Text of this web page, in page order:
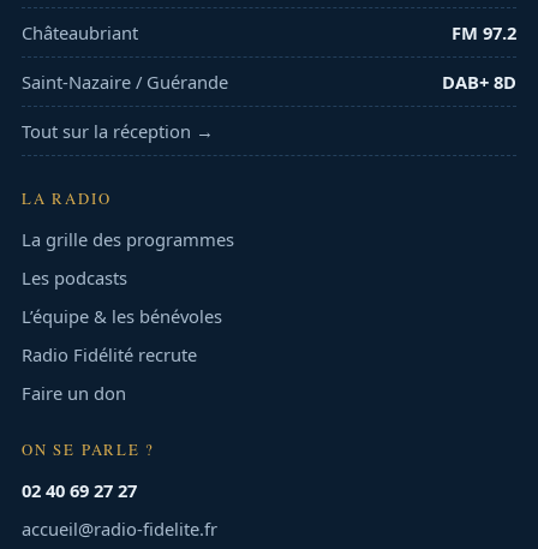
Châteaubriant FM 97.2
Saint-Nazaire / Guérande DAB+ 8D
Tout sur la réception →
LA RADIO
La grille des programmes
Les podcasts
L’équipe & les bénévoles
Radio Fidélité recrute
Faire un don
ON SE PARLE ?
02 40 69 27 27
accueil@radio-fidelite.fr